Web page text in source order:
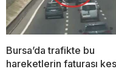
Bursa’da trafikte bu
hareketlerin faturası